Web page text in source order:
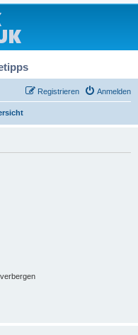
Anmelden
Registrieren